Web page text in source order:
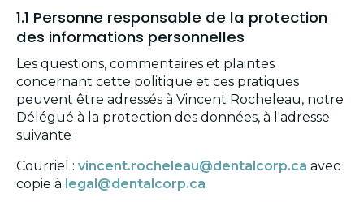
1.1 Personne responsable de la protection
des informations personnelles
Les questions, commentaires et plaintes
concernant cette politique et ces pratiques
peuvent être adressés à Vincent Rocheleau, notre
Délégué à la protection des données, à l'adresse
suivante :
Courriel : vincent.rocheleau@dentalcorp.ca avec
copie à legal@dentalcorp.ca